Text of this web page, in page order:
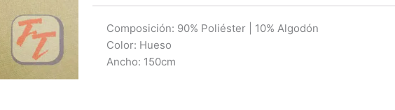
Composición: 90% Poliéster | 10% Algodón
Color: Hueso
Ancho: 150cm